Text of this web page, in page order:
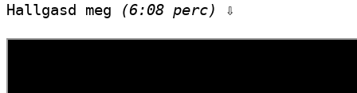
Hallgasd meg (6:08 perc) ⇩